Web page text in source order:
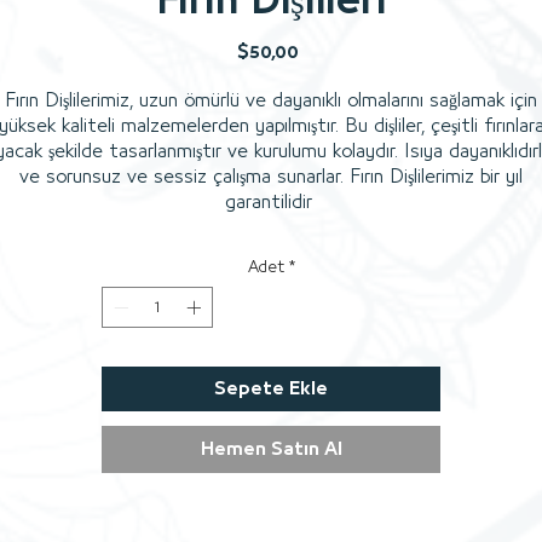
$50,00
Fırın Dişlilerimiz, uzun ömürlü ve dayanıklı olmalarını sağlamak için
kaliteli malzemelerden yapılmıştır. Bu dişliler, çeşitli
şekilde tasarlanmıştır ve kurulumu kolaydır. Isıya
ve sorunsuz ve sessiz çalışma sunarlar. Fırın Dişlilerimiz bir yıl
garantilidir
Adet *
Sepete Ekle
Hemen Satın Al